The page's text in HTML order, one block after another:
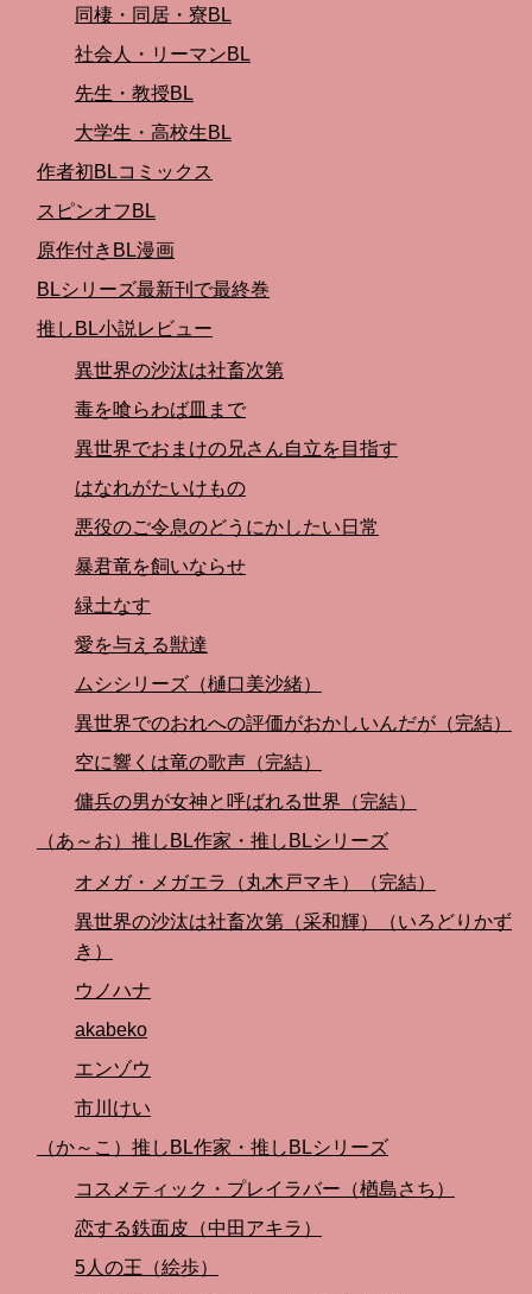
同棲・同居・寮BL
社会人・リーマンBL
先生・教授BL
大学生・高校生BL
作者初BLコミックス
スピンオフBL
原作付きBL漫画
BLシリーズ最新刊で最終巻
推しBL小説レビュー
異世界の沙汰は社畜次第
毒を喰らわば皿まで
異世界でおまけの兄さん自立を目指す
はなれがたいけもの
悪役のご令息のどうにかしたい日常
暴君竜を飼いならせ
緑土なす
愛を与える獣達
ムシシリーズ（樋口美沙緒）
異世界でのおれへの評価がおかしいんだが（完結）
空に響くは竜の歌声（完結）
傭兵の男が女神と呼ばれる世界（完結）
（あ～お）推しBL作家・推しBLシリーズ
オメガ・メガエラ（丸木戸マキ）（完結）
異世界の沙汰は社畜次第（采和輝）（いろどりかず
き）
ウノハナ
akabeko
エンゾウ
市川けい
（か～こ）推しBL作家・推しBLシリーズ
コスメティック・プレイラバー（楢島さち）
恋する鉄面皮（中田アキラ）
5人の王（絵歩）